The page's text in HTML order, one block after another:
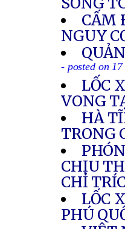
CẤM
NGUY
- posted on
LỐC
VONG
HÀ
TRONG
CHỊU
CHỈ
LỐC
PHÚ